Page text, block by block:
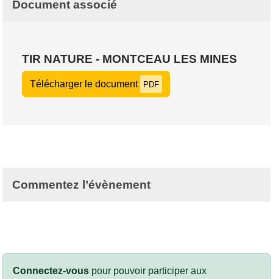
Document associé
TIR NATURE - MONTCEAU LES MINES
Télécharger le document PDF
Commentez l’évènement
Connectez-vous pour pouvoir participer aux